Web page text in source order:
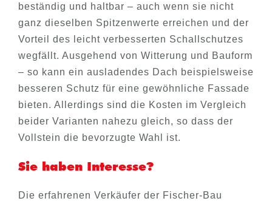
beständig und haltbar – auch wenn sie nicht
ganz dieselben Spitzenwerte erreichen und der
Vorteil des leicht verbesserten Schallschutzes
wegfällt. Ausgehend von Witterung und Bauform
– so kann ein ausladendes Dach beispielsweise
besseren Schutz für eine gewöhnliche Fassade
bieten. Allerdings sind die Kosten im Vergleich
beider Varianten nahezu gleich, so dass der
Vollstein die bevorzugte Wahl ist.
Sie haben Interesse?
Die erfahrenen Verkäufer der Fischer-Bau